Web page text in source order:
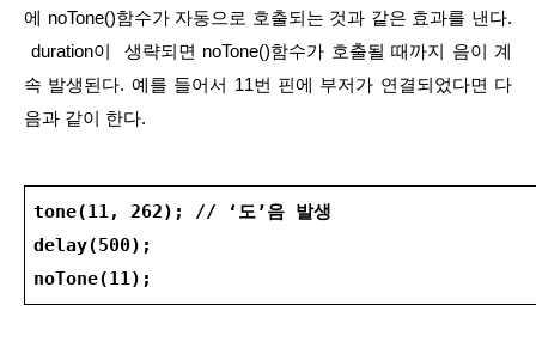
에 noTone()함수가 자동으로 호출되는 것과 같은 효과를 낸다.
duration이  생략되면 noTone()함수가 호출될 때까지 음이 계
속 발생된다. 예를 들어서 11번 핀에 부저가 연결되었다면 다
음과 같이 한다.
tone(11, 262); // ‘도’음 발생
delay(500);
noTone(11);